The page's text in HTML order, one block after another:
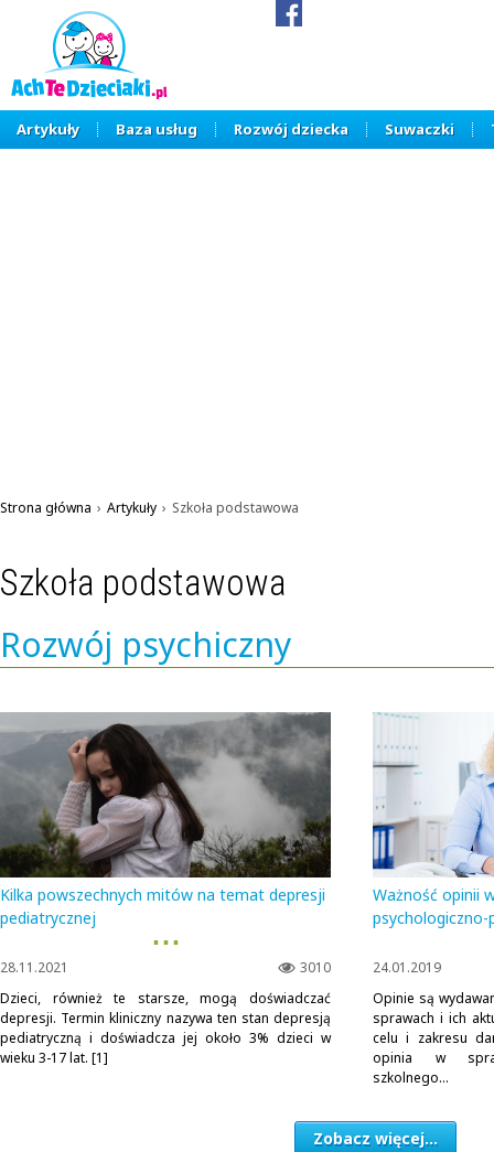
Artykuły Baza usług Rozwój dziecka Suwaczki
Strona główna › Artykuły › Szkoła podstawowa
Szkoła podstawowa
Rozwój psychiczny
Kilka powszechnych mitów na temat depresji
pediatrycznej
▪ ▪ ▪
3010
28.11.2021
Dzieci, również te starsze, mogą doświadczać
depresji. Termin kliniczny nazywa ten stan depresją
pediatryczną i doświadcza jej około 3% dzieci w
wieku 3-17 lat. [1]
Ważność opinii
psychologiczno-
24.01.2019
Opinie są
sprawach i ich
celu i zakresu
opinia w
szkolnego...
Zobacz więcej...